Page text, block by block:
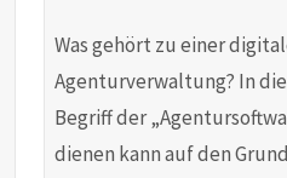
Was gehört zu einer
Agenturverwaltung? In
Begriff der
dienen kann auf den